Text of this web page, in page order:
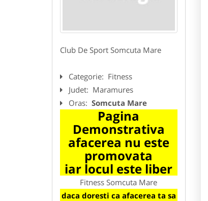
Club De Sport Somcuta Mare
Categorie: Fitness
Judet: Maramures
Oras: Somcuta Mare
Pagina
Demonstrativa
afacerea nu este
promovata
iar locul este liber
Fitness Somcuta Mare
daca doresti ca afacerea ta sa